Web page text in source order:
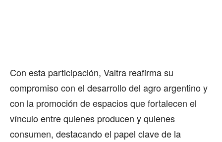
Con esta participación, Valtra reafirma su
compromiso con el desarrollo del agro argentino y
con la promoción de espacios que fortalecen el
vínculo entre quienes producen y quienes
consumen, destacando el papel clave de la